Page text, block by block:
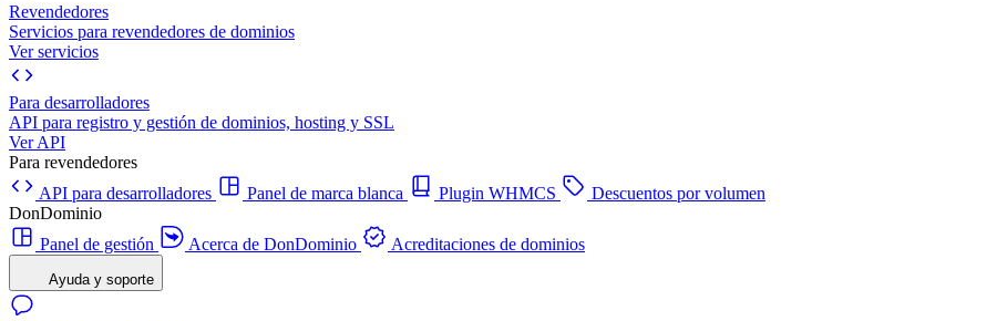
Revendedores
Servicios para revendedores de dominios
Ver servicios
Para desarrolladores
API para registro y gestión de dominios, hosting y SSL
Ver API
Para revendedores
API para desarrolladores
Panel de marca blanca Plugin WHMCS
Descuentos por volumen
DonDominio
Panel de gestión
Acerca de DonDominio Acreditaciones de dominios
Ayuda y soporte